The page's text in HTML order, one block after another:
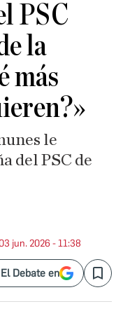
PSC
la
más
le
del PSC de
jun. 2026 - 11:38
Debate en Save